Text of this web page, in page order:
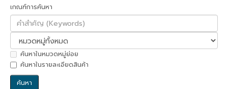
เกณฑ์การค้นหา
ค้นหาในหมวดหมู่ย่อย
ค้นหาในรายละเอียดสินค้า